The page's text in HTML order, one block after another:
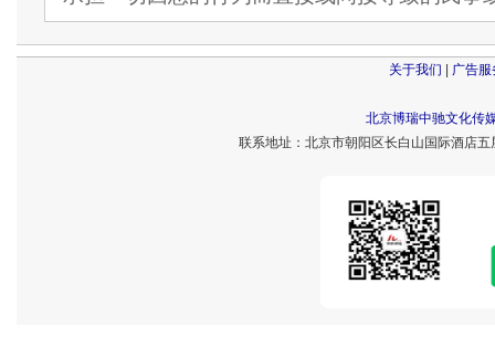
关于我们 | 广告服
北京博瑞中驰文化传
联系地址：北京市朝阳区长白山国际酒店